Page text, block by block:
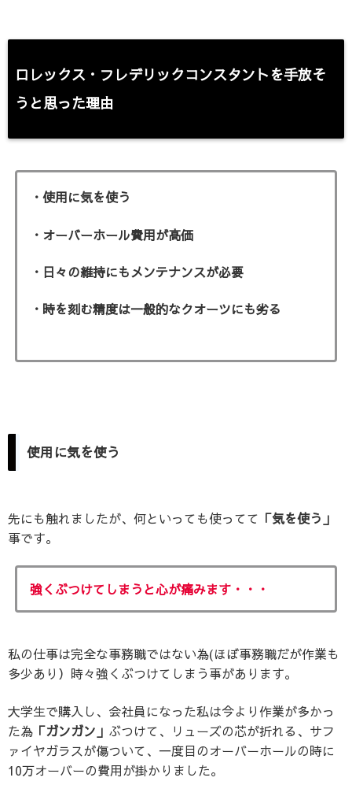
ロレックス・フレデリックコンスタントを手放そ
うと思った理由
・使用に気を使う
・オーバーホール費用が高価
・日々の維持にもメンテナンスが必要
・時を刻む精度は一般的なクオーツにも劣る
使用に気を使う
先にも触れましたが、何といっても使ってて 「気を使う」
事です。
強くぶつけてしまうと心が痛みます・・・
私の仕事は完全な事務職ではない為(ほぼ事務職だが作業も
多少あり）時々強くぶつけてしまう事があります。
大学生で購入し、会社員になった私は今より作業が多かっ
た為 「ガンガン」 ぶつけて、リューズの芯が折れる、サフ
ァイヤガラスが傷ついて、一度目のオーバーホールの時に
10万オーバーの費用が掛かりました。